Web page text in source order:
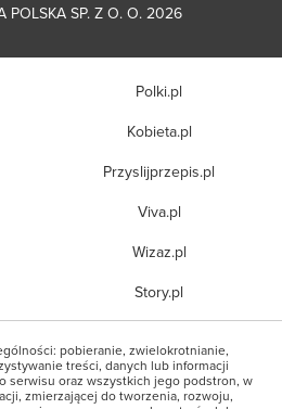
POLSKA SP. Z O. O. 2026
Polki.pl
Kobieta.pl
Przyslijprzepis.pl
Viva.pl
Wizaz.pl
Story.pl
pobieranie, zwielokrotnianie,
treści, danych lub informacji
serwisu oraz wszystkich jego podstron, w
zmierzającej do tworzenia, rozwoju,